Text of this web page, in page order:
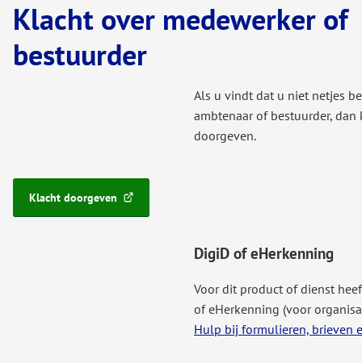
Klacht over medewerker of
bestuurder
Als u vindt dat u niet netjes
ambtenaar of bestuurder,
doorgeven.
Klacht doorgeven
(Verwijst
DigiD of eHerkenning
Voor dit product of dienst
of eHerkenning (voor
Hulp bij formulieren, brieven